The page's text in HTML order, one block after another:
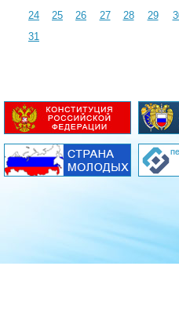
24 25 26 27 28 29
31